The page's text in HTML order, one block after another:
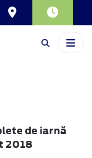
de iarnă
2018